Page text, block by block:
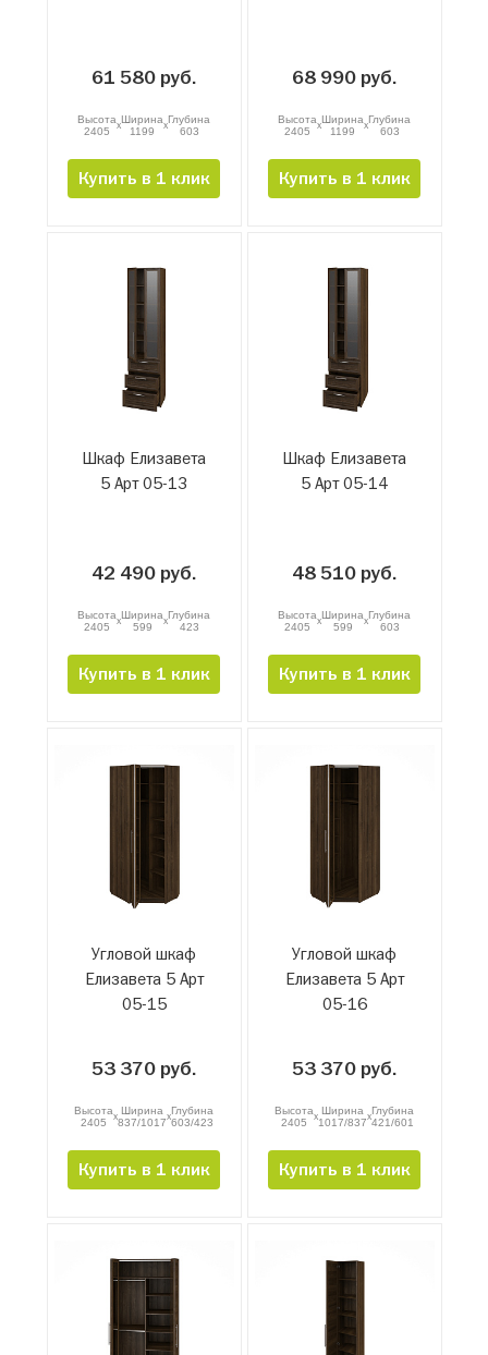
61 580 руб.
Высота
2405
xШирина
1199
xГлубина
603
Купить в 1 клик
68 990 руб.
Высота
2405
xШирина
1199
xГлубина
603
Купить в 1 клик
Шкаф Елизавета
5 Арт 05-13
42 490 руб.
Высота
2405
xШирина
599
xГлубина
423
Купить в 1 клик
Шкаф Елизавета
5 Арт 05-14
48 510 руб.
Высота
2405
xШирина
599
xГлубина
603
Купить в 1 клик
Угловой шкаф
Елизавета 5 Арт
05-15
53 370 руб.
Высота
2405
x Ширина
837/1017xГлубина
603/423
Купить в 1 клик
Угловой шкаф
Елизавета 5 Арт
05-16
53 370 руб.
Высота
2405
x Ширина
1017/837xГлубина
421/601
Купить в 1 клик